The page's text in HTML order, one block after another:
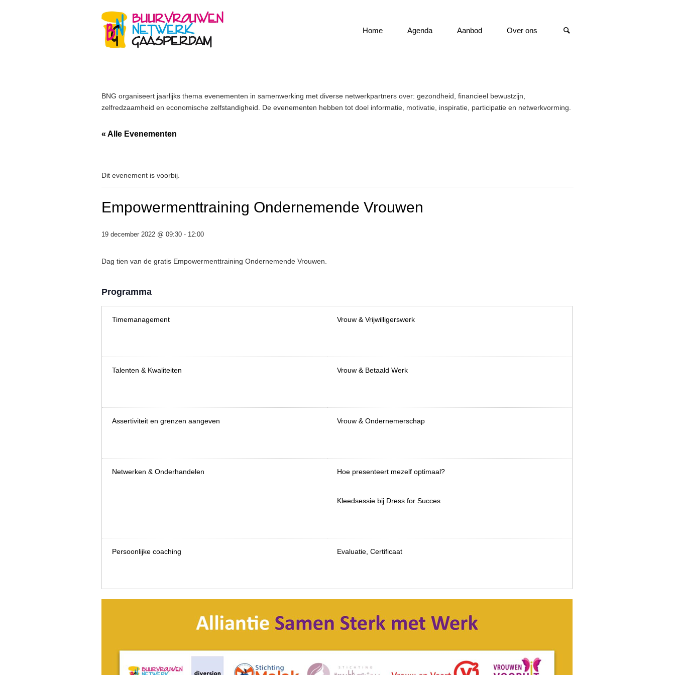
Home Agenda Aanbod Over ons
BNG organiseert jaarlijks thema evenementen in samenwerking met diverse netwerkpartners over: gezondheid, financieel bewustzijn,
zelfredzaamheid en economische zelfstandigheid. De evenementen hebben tot doel informatie, motivatie, inspiratie, participatie en netwerkvorming.
« Alle Evenementen
Dit evenement is voorbij.
Empowermenttraining Ondernemende Vrouwen
19 december 2022 @ 09:30 - 12:00
Dag tien van de gratis Empowermenttraining Ondernemende Vrouwen.
Programma
Timemanagement Vrouw & Vrijwilligerswerk
Talenten & Kwaliteiten Vrouw & Betaald Werk
Assertiviteit en grenzen aangeven Vrouw & Ondernemerschap
Netwerken & Onderhandelen Hoe presenteert mezelf optimaal?
Kleedsessie bij Dress for Succes
Persoonlijke coaching Evaluatie, Certificaat